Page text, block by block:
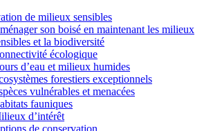
de milieux sensibles
son boisé en maintenant les milieux
et la biodiversité
écologique
d’eau et milieux humides
forestiers exceptionnels
vulnérables et menacées
fauniques
d’intérêt
de conservation